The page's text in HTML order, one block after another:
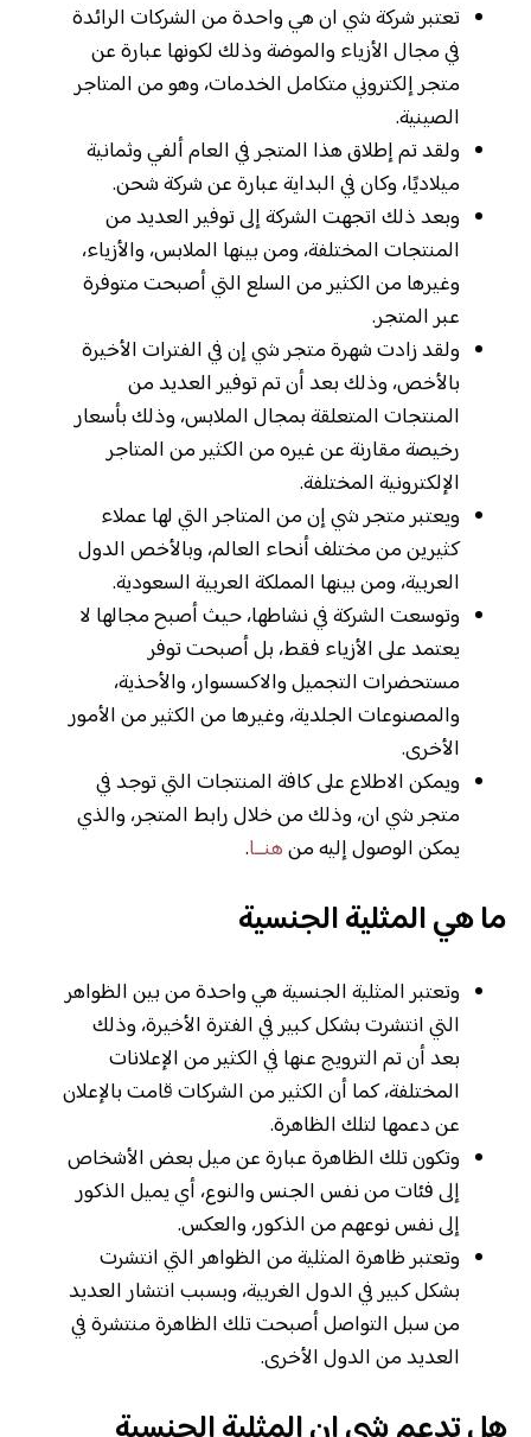
تعتبر شركة شي ان هي واحدة من الشركات الرائدة
في مجال الأزياء والموضة وذلك لكونها عبارة عن
متجر إلكتروني متكامل الخدمات، وهو من المتاجر
الصينية.
ولقد تم إطلاق هذا المتجر في العام ألفي وثمانية
ميلاديًا، وكان في البداية عبارة عن شركة شحن.
وبعد ذلك اتجهت الشركة إلى توفير العديد من
المنتجات المختلفة، ومن بينها الملابس، والأزياء،
وغيرها من الكثير من السلع التي أصبحت متوفرة
عبر المتجر.
ولقد زادت شهرة متجر شي إن في الفترات الأخيرة
بالأخص، وذلك بعد أن تم توفير العديد من
المنتجات المتعلقة بمجال الملابس، وذلك بأسعار
رخيصة مقارنة عن غيره من الكثير من المتاجر
الإلكترونية المختلفة.
ويعتبر متجر شي إن من المتاجر التي لها عملاء
كثيرين من مختلف أنحاء العالم، وبالأخص الدول
العربية، ومن بينها المملكة العربية السعودية.
وتوسعت الشركة في نشاطها، حيث أصبح مجالها لا
يعتمد على الأزياء فقط، بل أصبحت توفر
مستحضرات التجميل والاكسسوار، والأحذية،
والمصنوعات الجلدية، وغيرها من الكثير من الأمور
الأخرى.
ويمكن الاطلاع على كافة المنتجات التي توجد في
متجر شي ان، وذلك من خلال رابط المتجر، والذي
يمكن الوصول إليه منهنــا.
ما هي المثلية الجنسية
وتعتبر المثلية الجنسية هي واحدة من بين الظواهر
التي انتشرت بشكل كبير في الفترة الأخيرة، وذلك
بعد أن تم الترويج عنها في الكثير من الإعلانات
المختلفة، كما أن الكثير من الشركات قامت بالإعلان
عن دعمها لتلك الظاهرة.
وتكون تلك الظاهرة عبارة عن ميل بعض الأشخاص
إلى فئات من نفس الجنس والنوع، أي يميل الذكور
إلى نفس نوعهم من الذكور، والعكس.
وتعتبر ظاهرة المثلية من الظواهر التي انتشرت
بشكل كبير في الدول الغربية، وبسبب انتشار العديد
من سبل التواصل أصبحت تلك الظاهرة منتشرة في
العديد من الدول الأخرى.